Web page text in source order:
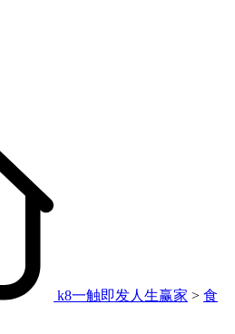
k8一触即发人生赢家 > 食